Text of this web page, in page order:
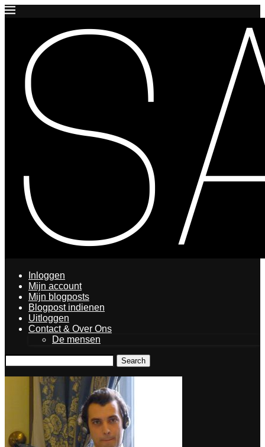
Inloggen
Mijn account
Mijn blogposts
Blogpost indienen
Uitloggen
Contact & Over Ons
De mensen
Search